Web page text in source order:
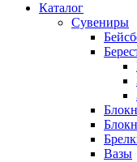
Каталог
Сувениры
Вазы